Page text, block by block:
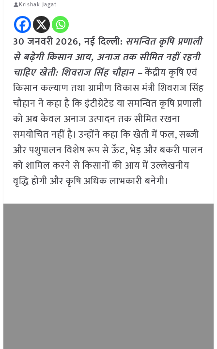
Krishak Jagat
30 जनवरी2026,नई दिल्ली: समन्वित कृषि प्रणाली
से बढ़ेगी किसान आय, अनाज तक सीमित नहीं रहनी
चाहिए खेती: शिवराज सिंह चौहान –केंद्रीय कृषि एवं
किसान कल्याण तथा ग्रामीण विकास मंत्री शिवराज सिंह
चौहान ने कहा है कि इंटीग्रेटेड या समन्वित कृषि प्रणाली
को अब केवल अनाज उत्पादन तक सीमित रखना
समयोचित नहीं है। उन्होंने कहा कि खेती में फल, सब्जी
और पशुपालन विशेष रूप से ऊँट, भेड़ और बकरी पालन
को शामिल करने से किसानों की आय में उल्लेखनीय
वृद्धि होगी और कृषि अधिक लाभकारी बनेगी।